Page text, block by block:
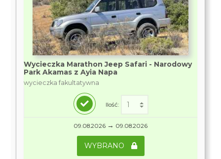
Wycieczka Marathon Jeep Safari - Narodowy
Park Akamas z Ayia Napa
wycieczka fakultatywna
Ilość:
09.08.2026 → 09.08.2026
WYBRANO